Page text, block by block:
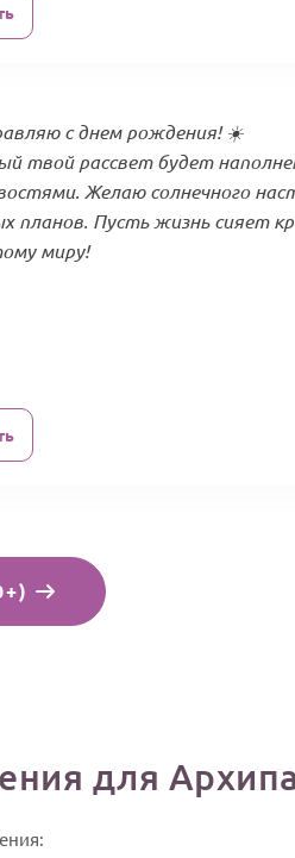
с днем рождения! ☀️
твой рассвет будет
Желаю солнечного
планов. Пусть жизнь сияет
миру!
для